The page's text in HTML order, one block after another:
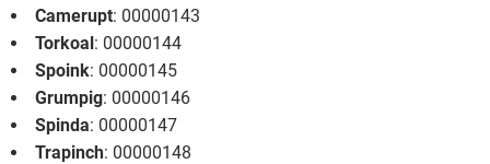
Camerupt: 00000143
Torkoal: 00000144
Spoink: 00000145
Grumpig: 00000146
Spinda: 00000147
Trapinch: 00000148